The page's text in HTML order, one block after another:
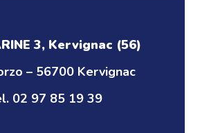
3, Kervignac (56)
– 56700 Kervignac
02 97 85 19 39